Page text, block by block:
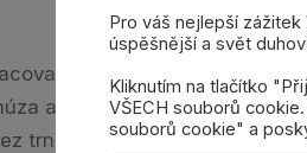
s odměnami, jsme vám
a vy si nevíte rady s tím,
trní a nebude hithitový…
Pro váš nejlepší
úspěšnější a svět
Kliknutím na tlačítko
VŠECH souborů
souborů cookie" a